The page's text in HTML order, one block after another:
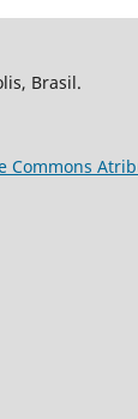
Brasil.
Commons